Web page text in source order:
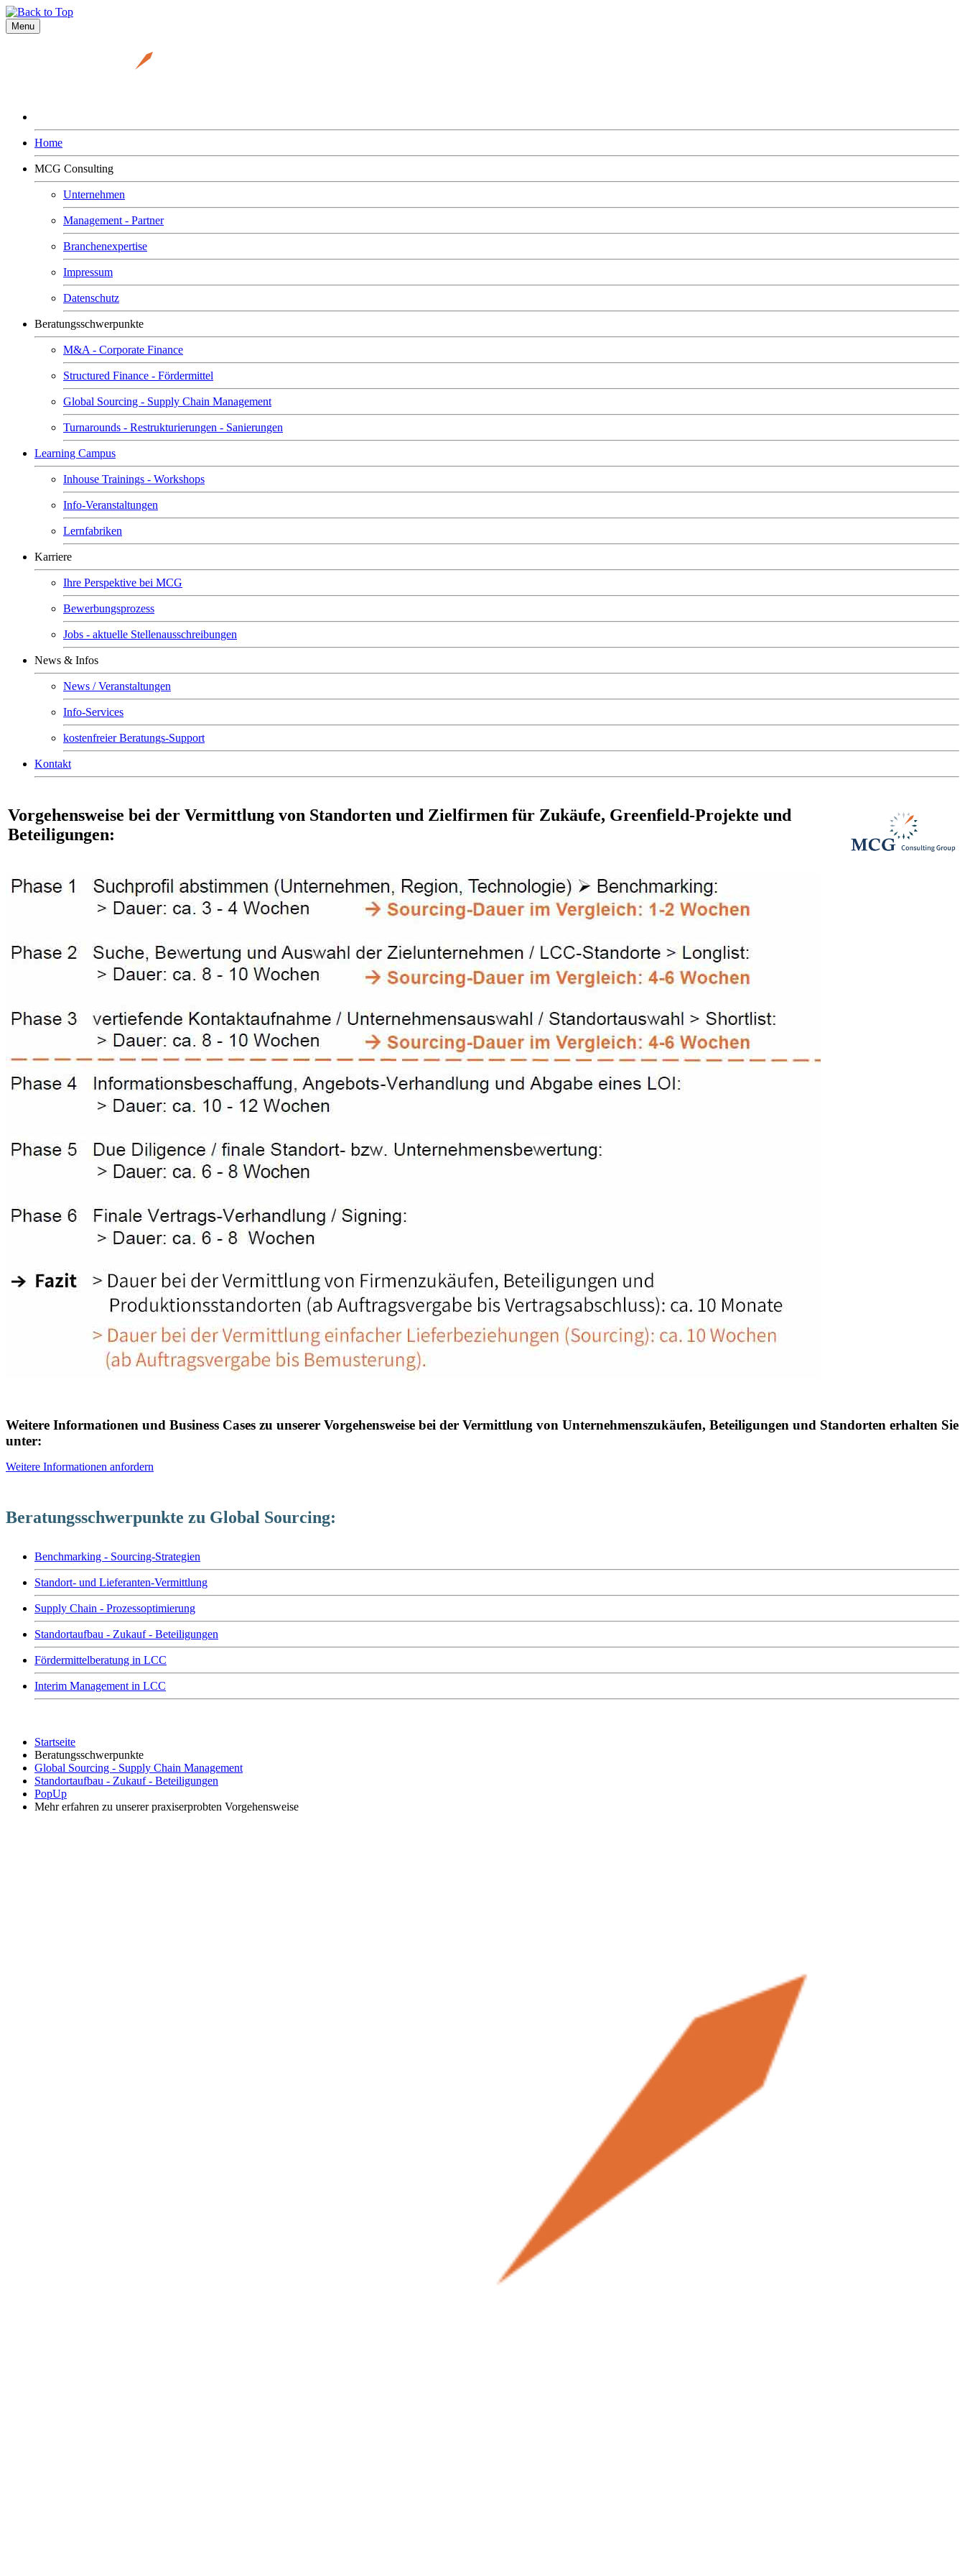
Menu
Home
MCG Consulting
Unternehmen
Management - Partner
Branchenexpertise
Impressum
Datenschutz
Beratungsschwerpunkte
M&A - Corporate Finance
Structured Finance - Fördermittel
Global Sourcing - Supply Chain Management
Turnarounds - Restrukturierungen - Sanierungen
Learning Campus
Inhouse Trainings - Workshops
Info-Veranstaltungen
Lernfabriken
Karriere
Ihre Perspektive bei MCG
Bewerbungsprozess
Jobs - aktuelle Stellenausschreibungen
News & Infos
News / Veranstaltungen
Info-Services
kostenfreier Beratungs-Support
Kontakt
Vorgehensweise bei der Vermittlung von Standorten und Zielfirmen für Zukäufe, Greenfield-Projekte und
Beteiligungen:
Weitere Informationen und Business Cases zu unserer Vorgehensweise bei der Vermittlung von Unternehmenszukäufen, Beteiligungen und Standorten erhalten Sie
unter:
Weitere Informationen anfordern
Beratungsschwerpunkte zu Global Sourcing:
Benchmarking - Sourcing-Strategien
Standort- und Lieferanten-Vermittlung
Supply Chain - Prozessoptimierung
Standortaufbau - Zukauf - Beteiligungen
Fördermittelberatung in LCC
Interim Management in LCC
Startseite
Beratungsschwerpunkte
Global Sourcing - Supply Chain Management
Standortaufbau - Zukauf - Beteiligungen
PopUp
Mehr erfahren zu unserer praxiserprobten Vorgehensweise